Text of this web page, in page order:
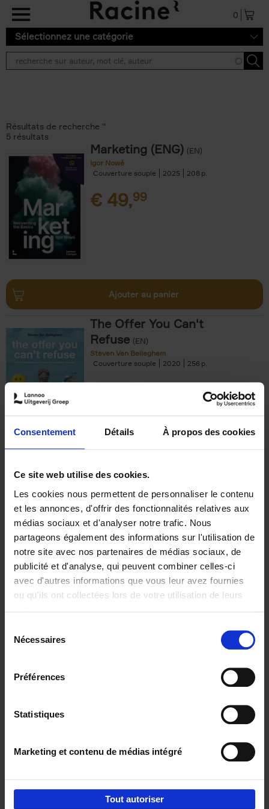
Consentement Détails À propos des cookies
Ce site web utilise des cookies.
Les cookies nous permettent de personnaliser le contenu
et les annonces, d'offrir des fonctionnalités relatives aux
médias sociaux et d'analyser notre trafic. Nous
partageons également des informations sur l'utilisation de
notre site avec nos partenaires de médias sociaux, de
publicité et d'analyse, qui peuvent combiner celles-ci
avec d'autres informations que vous leur avez fournies
ou qu'ils ont collectées lors de votre utilisation de leurs
Nécessaires
Préférences
Statistiques
Marketing et contenu de médias intégré
Tout autoriser
Aller au contenu principal
0
Sélectionnez une catégorie
Résultats de recherche ''
5 résultats
Marketing (ENG) (EN)
Igor Nowé
Couverture souple
2025 208
€ 49,99
Ajouter au panier
The Offer You Can't
Refuse (EN)
Steven Van Belleghem
Couverture souple
2020 256
€37,50
Building Bonds = Building
Business
Jochen Roef Jozefien De Feyter
Carolien Boom
Couverture souple
2025 200
€29,99
Digital marketing like a PRO -
completely revised edition (EN)